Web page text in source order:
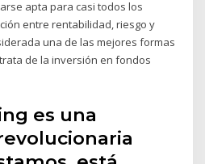
apta para casi todos los
entre rentabilidad, riesgo y
una de las mejores formas
de la inversión en fondos
es una